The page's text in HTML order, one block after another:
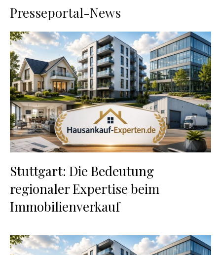
Presseportal-News
Stuttgart: Die Bedeutung
regionaler Expertise beim
Immobilienverkauf